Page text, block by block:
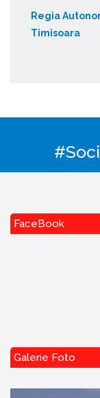
Regia
Timisoara
FaceBook
Galerie Foto